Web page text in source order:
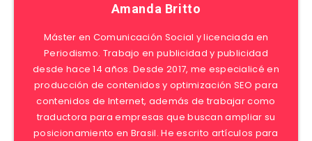
Amanda Britto
Máster en Comunicación Social y licenciada en
Periodismo. Trabajo en publicidad y publicidad
desde hace 14 años. Desde 2017, me especialicé en
producción de contenidos y optimización SEO para
contenidos de Internet, además de trabajar como
traductora para empresas que buscan ampliar su
posicionamiento en Brasil. He escrito artículos para